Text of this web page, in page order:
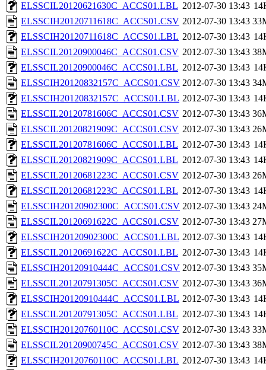
ELSSCIL20120621630C_ACCS01.LBL 2012-07-30 13:43
ELSSCIH20120711618C_ACCS01.CSV 2012-07-30 13:43
ELSSCIH20120711618C_ACCS01.LBL 2012-07-30 13:43
ELSSCIL20120900046C_ACCS01.CSV 2012-07-30 13:43
ELSSCIL20120900046C_ACCS01.LBL 2012-07-30 13:43
ELSSCIH20120832157C_ACCS01.CSV 2012-07-30 13:43
ELSSCIH20120832157C_ACCS01.LBL 2012-07-30 13:43
ELSSCIL20120781606C_ACCS01.CSV 2012-07-30 13:43
ELSSCIL20120821909C_ACCS01.CSV 2012-07-30 13:43
ELSSCIL20120781606C_ACCS01.LBL 2012-07-30 13:43
ELSSCIL20120821909C_ACCS01.LBL 2012-07-30 13:43
ELSSCIL20120681223C_ACCS01.CSV 2012-07-30 13:43
ELSSCIL20120681223C_ACCS01.LBL 2012-07-30 13:43
ELSSCIH20120902300C_ACCS01.CSV 2012-07-30 13:43
ELSSCIL20120691622C_ACCS01.CSV 2012-07-30 13:43
ELSSCIH20120902300C_ACCS01.LBL 2012-07-30 13:43
ELSSCIL20120691622C_ACCS01.LBL 2012-07-30 13:43
ELSSCIH20120910444C_ACCS01.CSV 2012-07-30 13:43
ELSSCIL20120791305C_ACCS01.CSV 2012-07-30 13:43
ELSSCIH20120910444C_ACCS01.LBL 2012-07-30 13:43
ELSSCIL20120791305C_ACCS01.LBL 2012-07-30 13:43
ELSSCIH20120760110C_ACCS01.CSV 2012-07-30 13:43
ELSSCIL20120900745C_ACCS01.CSV 2012-07-30 13:43
ELSSCIH20120760110C_ACCS01.LBL 2012-07-30 13:43